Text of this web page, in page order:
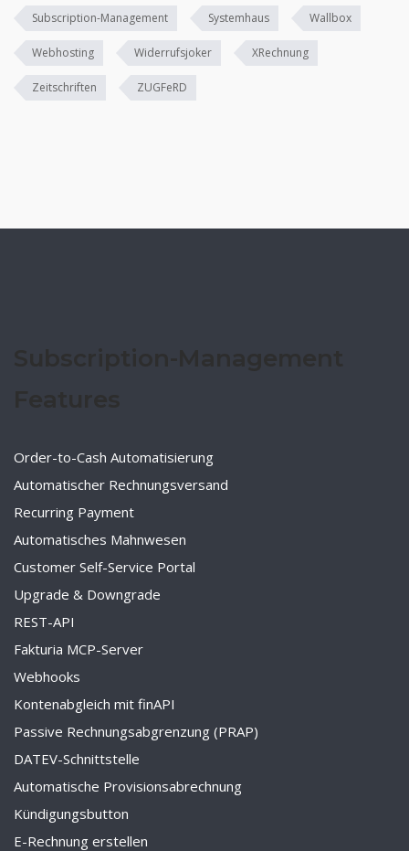
Subscription-Management Systemhaus Wallbox
Webhosting Widerrufsjoker XRechnung
Zeitschriften ZUGFeRD
Order-to-Cash Automatisierung
Automatischer Rechnungsversand
Recurring Payment
Automatisches Mahnwesen
Customer Self-Service Portal
Upgrade & Downgrade
REST-API
Fakturia MCP-Server
Webhooks
Kontenabgleich mit finAPI
Passive Rechnungsabgrenzung (PRAP)
DATEV-Schnittstelle
Automatische Provisionsabrechnung
Kündigungsbutton
E-Rechnung erstellen